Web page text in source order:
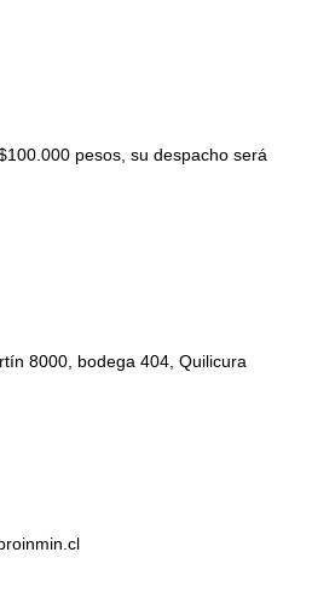
pesos, su despacho será
8000, bodega 404, Quilicura